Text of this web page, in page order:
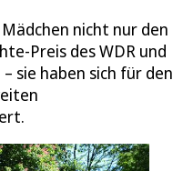
nicht nur den
Preis des WDR und
sie haben sich für den